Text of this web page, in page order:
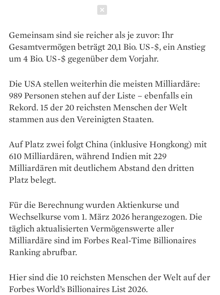
Gemeinsam sind sie reicher als je zuvor: Ihr
Gesamtvermögen beträgt 20,1 Bio. US-$, ein Anstieg
um 4 Bio. US-$ gegenüber dem Vorjahr.
Die USA stellen weiterhin die meisten Milliardäre:
989 Personen stehen auf der Liste – ebenfalls ein
Rekord. 15 der 20 reichsten Menschen der Welt
stammen aus den Vereinigten Staaten.
Auf Platz zwei folgt China (inklusive Hongkong) mit
610 Milliardären, während Indien mit 229
Milliardären mit deutlichem Abstand den dritten
Platz belegt.
Für die Berechnung wurden Aktienkurse und
Wechselkurse vom 1. März 2026 herangezogen. Die
täglich aktualisierten Vermögenswerte aller
Milliardäre sind im Forbes Real-Time Billionaires
Ranking abrufbar.
Hier sind die 10 reichsten Menschen der Welt auf der
Forbes World’s Billionaires List 2026.